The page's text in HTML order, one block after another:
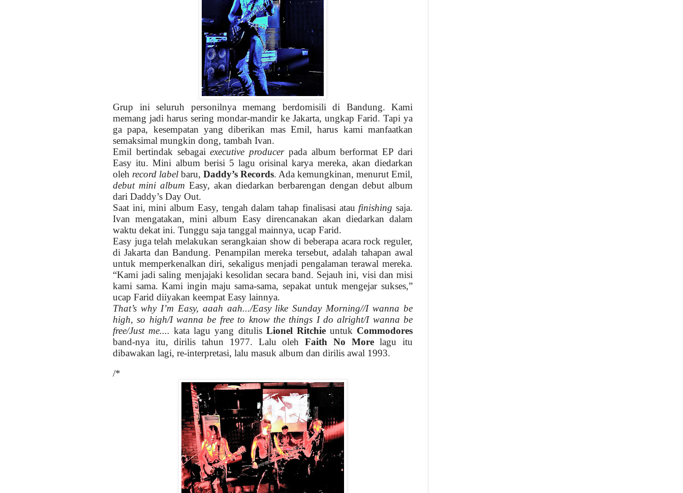
Grup ini seluruh personilnya memang berdomisili di Bandung. Kami
memang jadi harus sering mondar-mandir ke Jakarta, ungkap Farid. Tapi ya
ga papa, kesempatan yang diberikan mas Emil, harus kami manfaatkan
semaksimal mungkin dong, tambah Ivan.
Emil bertindak sebagaiexecutive producerpada album berformat EP dari
Easy itu. Mini album berisi 5 lagu orisinal karya mereka, akan diedarkan
oleh record label baru, Daddy’s Records. Ada kemungkinan, menurut Emil,
debut mini album Easy, akan diedarkan berbarengan dengan debut album
dari Daddy’s Day Out.
Saat ini, mini album Easy, tengah dalam tahap finalisasi atau finishing saja.
Ivan mengatakan, mini album Easy direncanakan akan diedarkan dalam
waktu dekat ini. Tunggu saja tanggal mainnya, ucap Farid.
Easy juga telah melakukan serangkaian show di beberapa acara rock reguler,
di Jakarta dan Bandung. Penampilan mereka tersebut, adalah tahapan awal
untuk memperkenalkan diri, sekaligus menjadi pengalaman terawal mereka.
“Kami jadi saling menjajaki kesolidan secara band. Sejauh ini, visi dan misi
kami sama. Kami ingin maju sama-sama, sepakat untuk mengejar sukses,”
ucap Farid diiyakan keempat Easy lainnya.
That’s why I’m Easy, aaah aah.../Easy like Sunday Morning//I wanna be
high, so high/I wanna be free to know the things I do alright/I wanna be
free/Just me....kata lagu yang ditulis Lionel Ritchieuntuk Commodores
band-nya itu, dirilis tahun 1977. Lalu olehFaith No Morelagu itu
dibawakan lagi, re-interpretasi, lalu masuk album dan dirilis awal 1993.
/*